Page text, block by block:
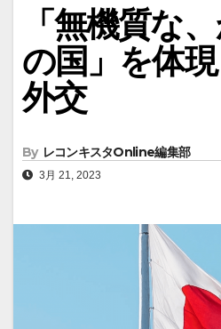
「無機質な
の国」を体
外交
By レコンキスタOnline編集部
3月 21, 2023